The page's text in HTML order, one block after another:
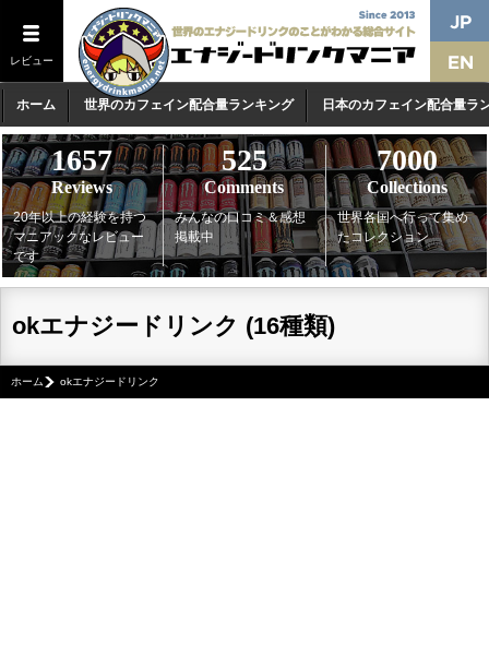
レビュー
ホーム 世界のカフェイン配合量ランキング 日本のカフェイン配合量ラ
1657
Reviews
20年以上の経験を持つ
マニアックなレビュー
です
525
Comments
みんなの口コミ＆感想
掲載中
7000
Collections
世界各国へ行って集め
たコレクション
okエナジードリンク (16種類)
ホーム okエナジードリンク